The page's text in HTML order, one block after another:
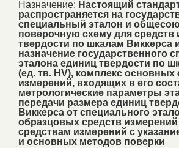
Назначение: Настоящий
распространяется на
специальный эталон и
поверочную схему для средств
твердости по шкалам Виккерса
назначение государственного
эталона единиц твердости по
(ед. тв. HV), комплекс основных
измерений, входящих в его
метрологические параметры
передачи размера единиц
Виккерса от специального
образцовых средств
средствам измерений с
и основных методов поверки